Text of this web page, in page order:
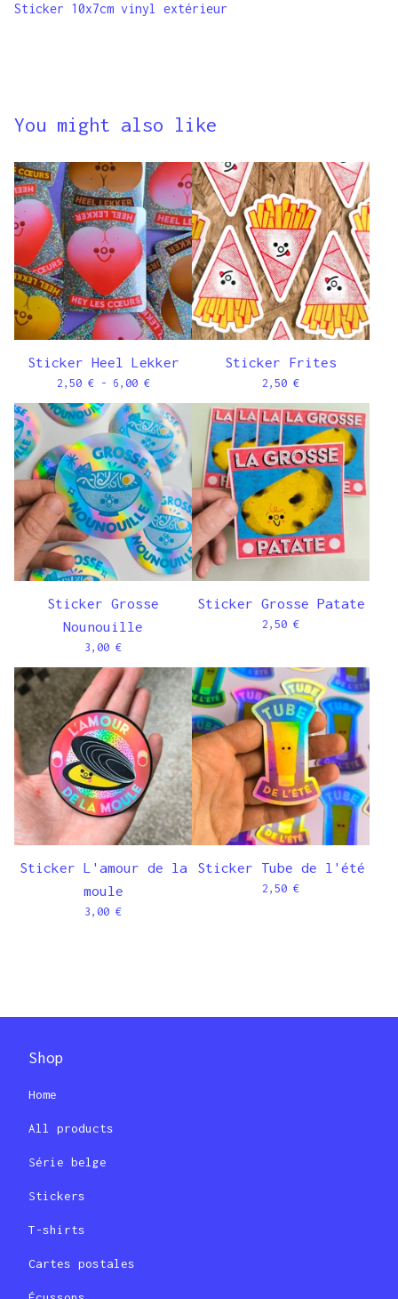
Sticker 10x7cm vinyl extérieur
You might also like
Sticker Heel Lekker
2,50 €- 6,00 €
Sticker Frites
2,50 €
Sticker Grosse
Nounouille
3,00 €
Sticker Grosse Patate
2,50 €
Sticker L'amour de la
moule
3,00 €
Sticker Tube de l'été
2,50 €
Shop
Home
All products
Série belge
Stickers
T-shirts
Cartes postales